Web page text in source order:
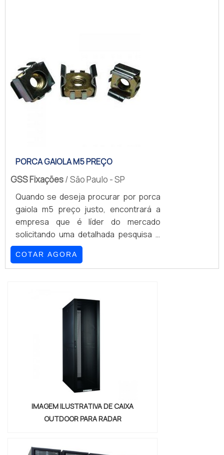
garante o que há de melhor...
PORCA GAIOLA M5 PREÇO
GSS Fixações/ São Paulo - SP
Quando se deseja procurar por porca
gaiola m5 preço justo, encontrará a
empresa que é líder do mercado
solicitando uma detalhada pesquisa e
conhecendo a líder em
qualidade.Quando o tema é porca
gaiola m5 preço acessível, com a
cliente poderá contar ótima qualidade
com otimização de processos, visando
PREÇO JUSTO E ACESSÍVELA GSS
COTAR AGORA
IMAGEM ILUSTRATIVA DE CAIXA
OUTDOOR PARA RADAR